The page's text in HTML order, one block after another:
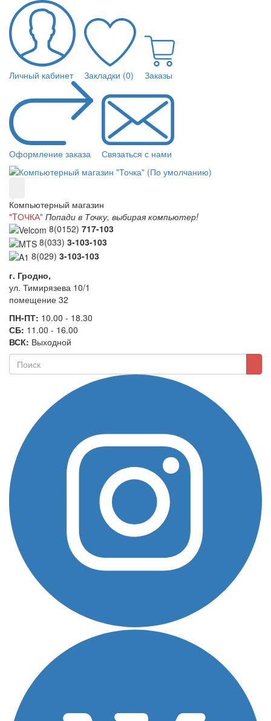
Личный кабинет Закладки (0) Заказы
Оформление заказа Связаться с нами
Компьютерный магазин
"TОЧКА" Попади в Точку, выбирая компьютер!
8(0152) 717-103
8(033) 3-103-103
8(029) 3-103-103
г. Гродно,
ул. Тимирязева 10/1
помещение 32
ПН-ПТ: 10.00 - 18.30
СБ: 11.00 - 16.00
ВСК: Выходной